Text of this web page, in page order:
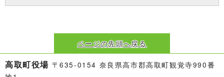
ページの先頭へ戻る
高取町役場 〒635-0154 奈良県高市郡高取町観覚寺990番